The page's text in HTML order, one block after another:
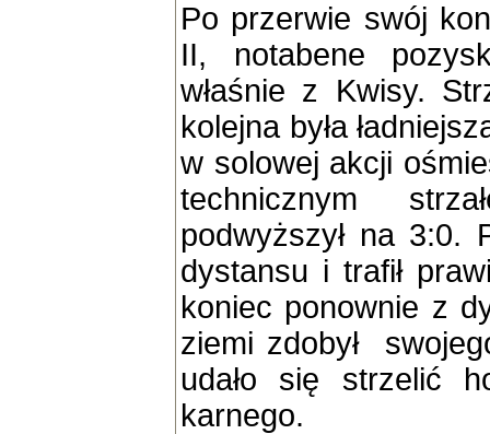
Po przerwie swój
II, notabene
właśnie z Kwisy.
kolejna była
w solowej akcji
technicznym
podwyższył na 3:0.
dystansu i trafił
koniec ponownie z
ziemi zdobył
udało się strzelić
karnego.